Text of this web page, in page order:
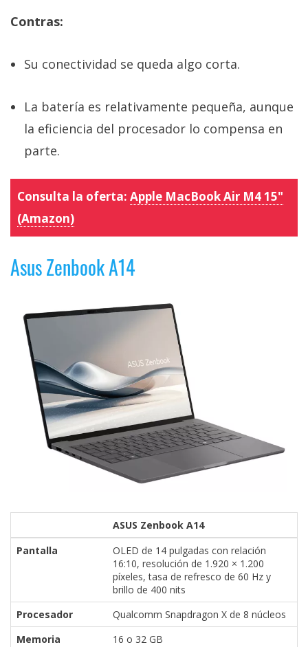
Contras:
Su conectividad se queda algo corta.
La batería es relativamente pequeña, aunque
la eficiencia del procesador lo compensa en
parte.
Consulta la oferta: Apple MacBook Air M4 15"
(Amazon)
Asus Zenbook A14
ASUS Zenbook A14
Pantalla
OLED de 14 pulgadas con relación
16:10, resolución de 1.920 × 1.200
píxeles, tasa de refresco de 60 Hz y
brillo de 400 nits
Procesador
Qualcomm Snapdragon X de 8 núcleos
Memoria
16 o 32 GB